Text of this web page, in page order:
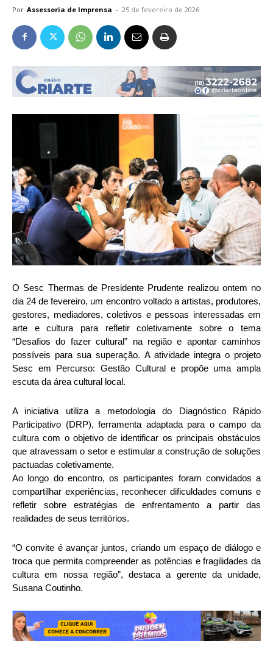
Por Assessoria de Imprensa - 25 de fevereiro de 2026
O Sesc Thermas de Presidente Prudente realizou ontem no
dia 24 de fevereiro, um encontro voltado a artistas, produtores,
gestores, mediadores, coletivos e pessoas interessadas em
arte e cultura para refletir coletivamente sobre o tema
“Desafios do fazer cultural” na região e apontar caminhos
possíveis para sua superação. A atividade integra o projeto
Sesc em Percurso: Gestão Cultural e propõe uma ampla
escuta da área cultural local.
A iniciativa utiliza a metodologia do Diagnóstico Rápido
Participativo (DRP), ferramenta adaptada para o campo da
cultura com o objetivo de identificar os principais obstáculos
que atravessam o setor e estimular a construção de soluções
pactuadas coletivamente.
Ao longo do encontro, os participantes foram convidados a
compartilhar experiências, reconhecer dificuldades comuns e
refletir sobre estratégias de enfrentamento a partir das
realidades de seus territórios.
“O convite é avançar juntos, criando um espaço de diálogo e
troca que permita compreender as potências e fragilidades da
cultura em nossa região”, destaca a gerente da unidade,
Susana Coutinho.